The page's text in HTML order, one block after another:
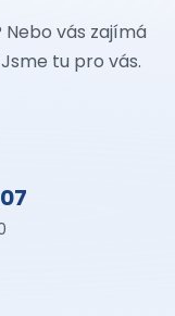
vás zajímá
tu pro vás.